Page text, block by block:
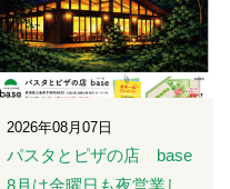
2026年08月07日
パスタとピザの店 base